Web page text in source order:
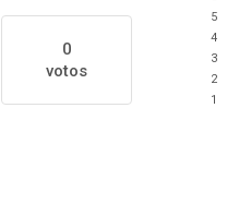
0
votos
5
4
3
2
1